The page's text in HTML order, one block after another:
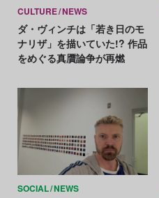
CULTURE NEWS
ダ・ヴィンチは「若き日のモ
ナリザ」を描いていた!? 作品
をめぐる真贋論争が再燃
SOCIAL NEWS